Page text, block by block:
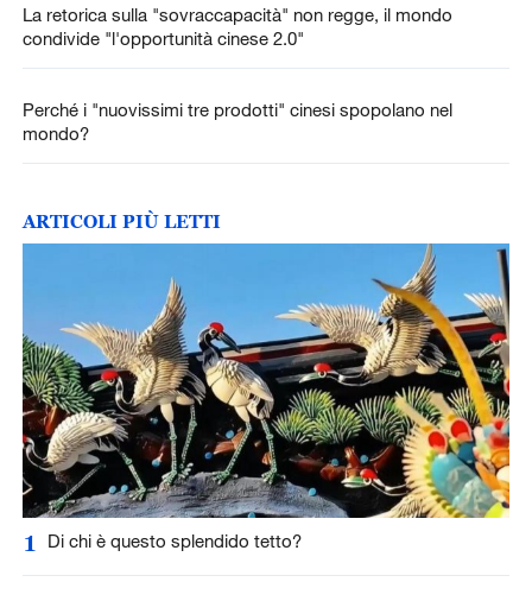
La retorica sulla "sovraccapacità" non regge, il mondo
condivide "l'opportunità cinese 2.0"
Perché i "nuovissimi tre prodotti" cinesi spopolano nel
mondo?
ARTICOLI PIÙ LETTI
1 Di chi è questo splendido tetto?